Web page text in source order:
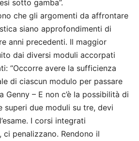
sotto gamba”.
che gli argomenti da affrontare
siano approfondimenti di
anni precedenti. Il maggior
dai diversi moduli accorpati
“Occorre avere la sufficienza
di ciascun modulo per passare
Genny – E non c’è la possibilità di
superi due moduli su tre, devi
I corsi integrati
penalizzano. Rendono il